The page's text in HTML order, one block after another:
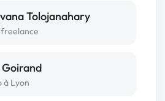
Tolojanahary
à Lyon